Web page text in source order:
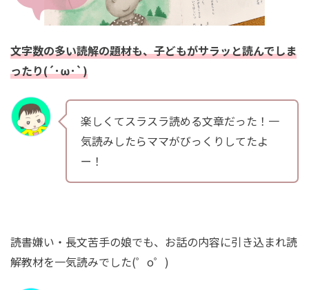
文字数の多い読解の題材も、子どもがサラッと読んでしま
ったり(´･ω･`)
楽しくてスラスラ読める文章だった！一
気読みしたらママがびっくりしてたよ
ー！
読書嫌い・長文苦手の娘でも、お話の内容に引き込まれ読
解教材を一気読みでした(゜o゜)